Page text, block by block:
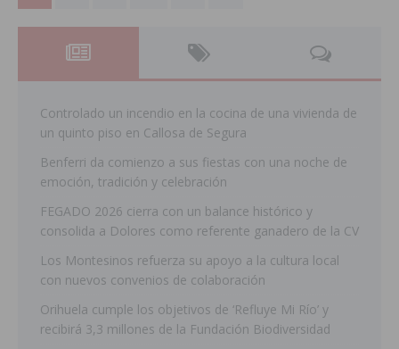
Controlado un incendio en la cocina de una vivienda de
un quinto piso en Callosa de Segura
Benferri da comienzo a sus fiestas con una noche de
emoción, tradición y celebración
FEGADO 2026 cierra con un balance histórico y
consolida a Dolores como referente ganadero de la CV
Los Montesinos refuerza su apoyo a la cultura local
con nuevos convenios de colaboración
Orihuela cumple los objetivos de ‘Refluye Mi Río’ y
recibirá 3,3 millones de la Fundación Biodiversidad